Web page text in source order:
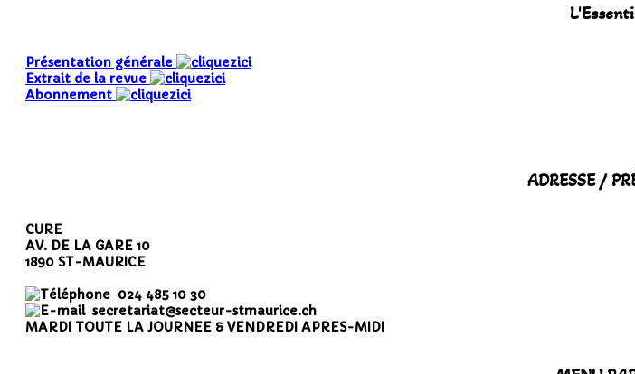
Présentation générale
Extrait de la revue
Abonnement
ADRESSE /
CURE
AV. DE LA GARE 10
1890 ST-MAURICE
024 485 10 30
secretariat@secteur-stmaurice.ch
MARDI TOUTE LA JOURNEE & VENDREDI APRES-MIDI